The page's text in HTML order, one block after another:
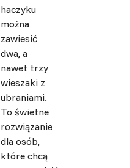
haczyku
można
zawiesić
dwa, a
nawet trzy
wieszaki z
ubraniami.
To świetne
rozwiązanie
dla osób,
które chcą